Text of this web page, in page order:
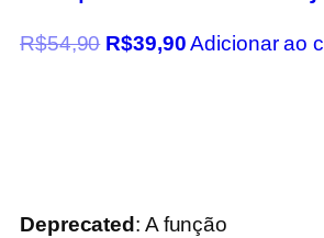
R$54,90 R$39,90 Adicionar ao
Deprecated : A função